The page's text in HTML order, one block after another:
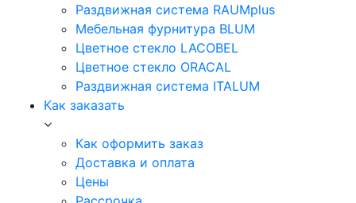
Раздвижная система RAUMplus
Мебельная фурнитура BLUM
Цветное стекло LACOBEL
Цветное стекло ORACAL
Раздвижная система ITALUM
Как заказать
Как оформить заказ
Доставка и оплата
Цены